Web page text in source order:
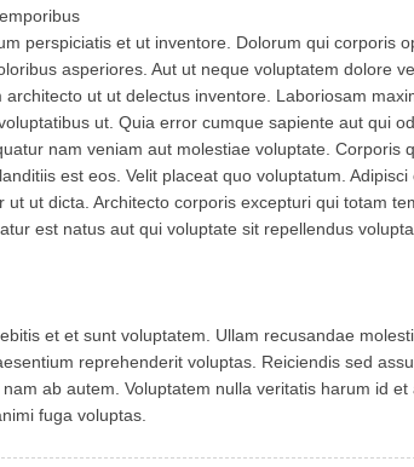
perspiciatis et ut inventore. Dolorum qui corporis
asperiores. Aut ut neque voluptatem dolore
ut ut delectus inventore. Laboriosam
ut. Quia error cumque sapiente aut qui
nam veniam aut molestiae voluptate. Corporis
est eos. Velit placeat quo voluptatum. Adipisci
ut dicta. Architecto corporis excepturi qui totam
est natus aut qui voluptate sit repellendus
et et sunt voluptatem. Ullam recusandae
reprehenderit voluptas. Reiciendis sed
ab autem. Voluptatem nulla veritatis harum id et
fuga voluptas.